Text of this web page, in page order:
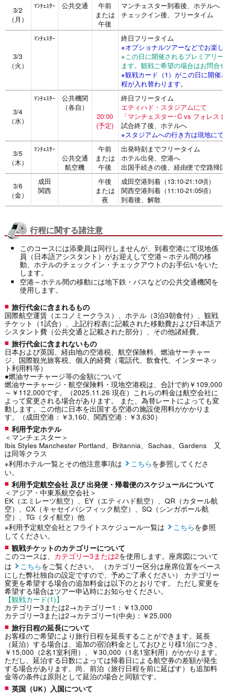
3/2
（月）
ﾏﾝﾁｪｽﾀｰ 公共交通
午前
または
午後
マンチェスター到着後、ホテルへ
チェックイン後、フリータイム
3/3
（火）
ﾏﾝﾁｪｽﾀｰ
終日フリータイム
※オプショナルツアーなどでお楽し
※この日に開催されるプレミアリ
ます。観戦ご希望の場合はお問合
※観戦カード（1）がこの日に開催
程が入れ替わります。
3/4
（水）
ﾏﾝﾁｪｽﾀｰ
公共機関
（各自）
20:00
(予定)
終日フリータイム
エティハド・スタジアムにて
「マンチェスター･C vs フォレス
試合終了後、ホテルへ
※スタジアムへの行き方は現地に
3/5
（木）
ﾏﾝﾁｪｽﾀｰ
公共交通
航空機
午前
または
午後
出発時刻までフリータイム
ホテル出発、空港へ
出国手続きの後、経由便で空路帰
3/6
（金）
成田
関西
午後
または
夜
成田空港到着（13:10-21:10頃）
関西空港到着（11:10-21:05頃）
到着後、解散
行程に関する諸注意
このコースには添乗員は同行しませんが、到着空港にて現地係
員（日本語アシスタント）がお迎えして空港～ホテル間の移
動、ホテルのチェックイン・チェックアウトのお手伝いをいた
します。
空港～ホテル間の移動には地下鉄・バスなどの公共交通機関を
使用します。
旅行代金に含まれるもの
国際航空運賃（エコノミークラス）、ホテル（3泊3朝食付）、観戦
チケット（1試合）、上記行程表に記載された移動費および日本語ア
シスタント費（公共交通と記載された部分）、その他諸経費。
旅行代金に含まれないもの
日本および英国、経由地の空港税、航空保険料、燃油サーチャー
ジ、国際観光旅客税、個人的経費（電話代、飲食代、インターネッ
ト利用料等）
●燃油サーチャージ等の金額について
燃油サーチャージ・航空保険料・現地空港税は、合計で約￥109,000
～￥112,000です。（2025.11.26 現在）これらの料金は航空会社に
よって変更される場合があります。 また、為替レートによっても変
動します。この他に日本を出国する空港の施設使用料がかかりま
す。（成田空港：￥3,160、関西空港：￥3,630）
利用予定ホテル
＜マンチェスター＞
Ibis Styles Manchester Portland、Britannia、Sachas、Gardens 又
は同等クラス
※利用ホテル一覧とその他注意事項は
こちらを参照してくださ
い。
利用予定航空会社 及び 出発便・帰着便のスケジュールについて
＜アジア・中東系航空会社＞
EK（エミレーツ航空）、EY（エティハド航空）、QR（カタール航
空）、CX（キャセイパシフィック航空）、SQ（シンガポール航
空）、TG（タイ航空）他
※利用予定航空会社とフライトスケジュール一覧は
こちらを参照
してください。
観戦チケットのカテゴリーについて
このコースは、 カテゴリー3または2を使用します。座席図について
は
こちらをご覧ください。 （カテゴリー区分は座席位置をベース
にした弊社独自の設定ですので、予めご了承ください） カテゴリー
変更を希望する場合の追加料金は以下のとおりです。 ただし変更を
希望する場合はツアー申込時にお知らせください。
【観戦カード(1)】
カテゴリー3または2→カテゴリー1：￥13,000
カテゴリー3または2→カテゴリー1(中央)：￥25,000
旅行日程の延長について
お客様のご希望により旅行日程を延長することができます。延長
（延泊）する場合は、追加の宿泊料金としておひとり様1泊につき、
￥15,000（2名1室利用）、￥30,000（1名1室利用）がかかります。
ただし、延泊する日数によっては帰着日による航空券の差額が発生
する場合があります。尚、前泊（旅行日程を前に延ばす）も追加料
金等の条件は原則として延泊の場合と同額です。
英国（UK）入国について